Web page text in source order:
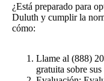
¿Está preparado para
Duluth y cumplir la
cómo:
Llame al (888)
gratuita sobre